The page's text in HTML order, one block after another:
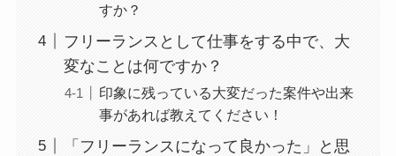
すか？
フリーランスとして仕事をする中で、大
変なことは何ですか？
印象に残っている大変だった案件や出来
事があれば教えてください！
「フリーランスになって良かった」と思